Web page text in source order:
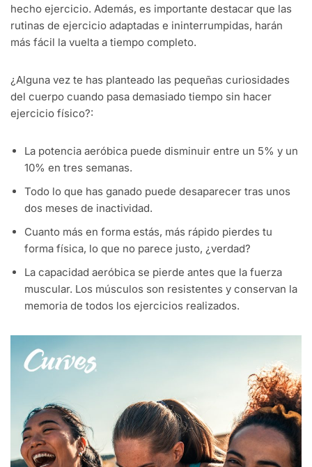
hecho ejercicio. Además, es importante destacar que las
rutinas de ejercicio adaptadas e ininterrumpidas, harán
más fácil la vuelta a tiempo completo.
¿Alguna vez te has planteado las pequeñas curiosidades
del cuerpo cuando pasa demasiado tiempo sin hacer
ejercicio físico?:
La potencia aeróbica puede disminuir entre un 5% y un
10% en tres semanas.
Todo lo que has ganado puede desaparecer tras unos
dos meses de inactividad.
Cuanto más en forma estás, más rápido pierdes tu
forma física, lo que no parece justo, ¿verdad?
La capacidad aeróbica se pierde antes que la fuerza
muscular. Los músculos son resistentes y conservan la
memoria de todos los ejercicios realizados.